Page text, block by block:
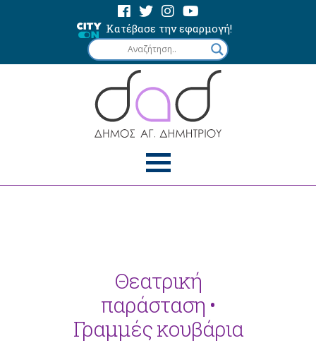
Κατέβασε την εφαρμογή!
Θεατρική
παράσταση •
Γραμμές κουβάρια